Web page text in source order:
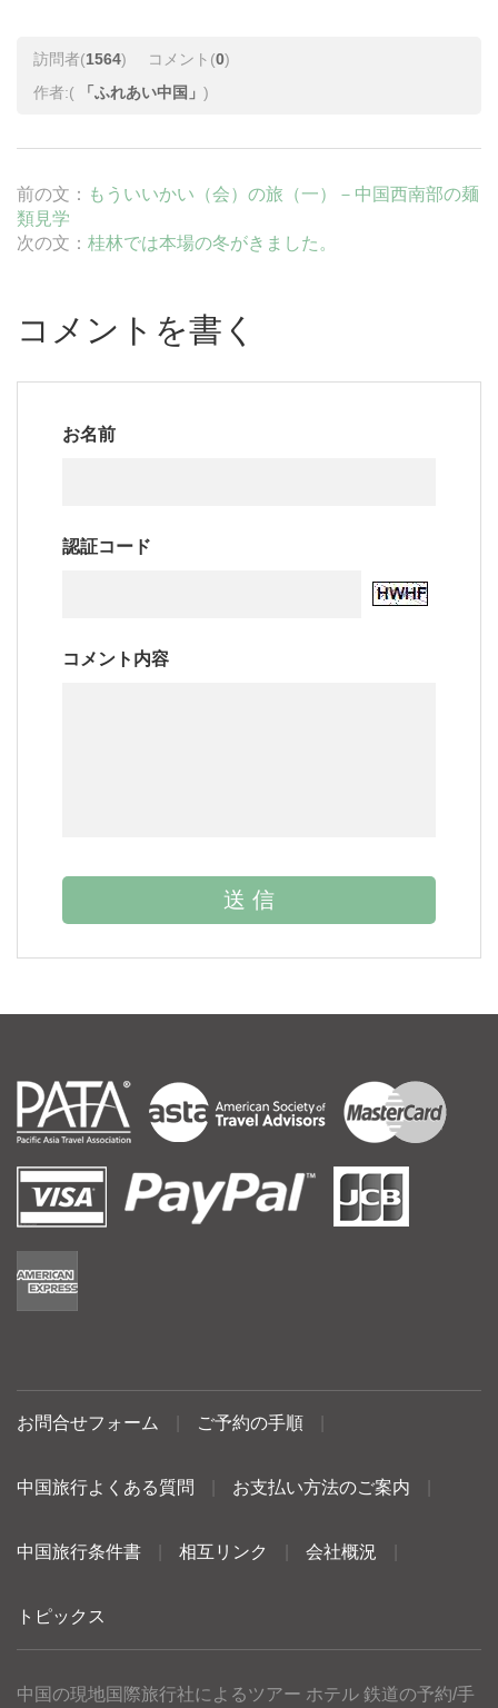
訪問者(1564) コメント(0)
作者:( 「ふれあい中国」 )
前の文： もういいかい（会）の旅（一）－中国西南部の麺
類見学
次の文： 桂林では本場の冬がきました。
コメントを書く
お名前
認証コード
コメント内容
お問合せフォーム ご予約の手順
中国旅行よくある質問 お支払い方法のご案内
中国旅行条件書 相互リンク 会社概況
トピックス
中国の現地国際旅行社によるツアー ホテル 鉄道の予約/手